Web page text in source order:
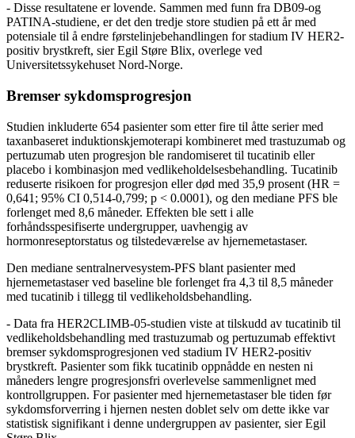
- Disse resultatene er lovende. Sammen med funn fra DB09-og
PATINA-studiene, er det den tredje store studien på ett år med
potensiale til å endre førstelinjebehandlingen for stadium IV HER2-
positiv brystkreft, sier Egil Støre Blix, overlege ved
Universitetssykehuset Nord-Norge.
Bremser sykdomsprogresjon
Studien inkluderte 654 pasienter som etter fire til åtte serier med
taxanbaseret induktionskjemoterapi kombineret med trastuzumab og
pertuzumab uten progresjon ble randomiseret til tucatinib eller
placebo i kombinasjon med vedlikeholdelsesbehandling. Tucatinib
reduserte risikoen for progresjon eller død med 35,9 prosent (HR =
0,641; 95% CI 0,514-0,799; p < 0.0001), og den mediane PFS ble
forlenget med 8,6 måneder. Effekten ble sett i alle
forhåndsspesifiserte undergrupper, uavhengig av
hormonreseptorstatus og tilstedeværelse av hjernemetastaser.
Den mediane sentralnervesystem-PFS blant pasienter med
hjernemetastaser ved baseline ble forlenget fra 4,3 til 8,5 måneder
med tucatinib i tillegg til vedlikeholdsbehandling.
- Data fra HER2CLIMB-05-studien viste at tilskudd av tucatinib til
vedlikeholdsbehandling med trastuzumab og pertuzumab effektivt
bremser sykdomsprogresjonen ved stadium IV HER2-positiv
brystkreft. Pasienter som fikk tucatinib oppnådde en nesten ni
måneders lengre progresjonsfri overlevelse sammenlignet med
kontrollgruppen. For pasienter med hjernemetastaser ble tiden før
sykdomsforverring i hjernen nesten doblet selv om dette ikke var
statistisk signifikant i denne undergruppen av pasienter, sier Egil